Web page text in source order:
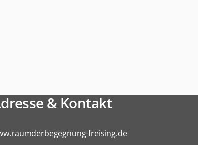
& Kontakt
freising.de